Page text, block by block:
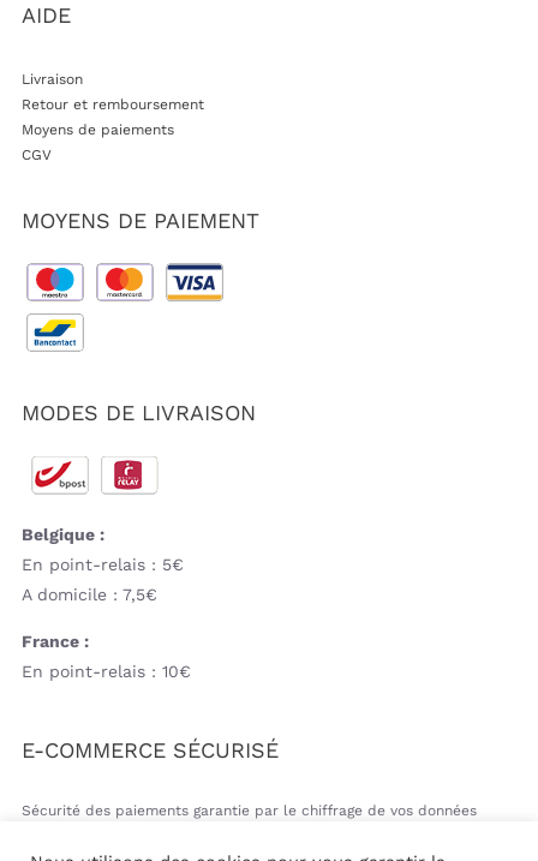
AIDE
Livraison
Retour et remboursement
Moyens de paiements
CGV
MOYENS DE PAIEMENT
MODES DE LIVRAISON
Belgique :
En point-relais : 5€
A domicile : 7,5€
France :
En point-relais : 10€
E-COMMERCE SÉCURISÉ
Sécurité des paiements garantie par le chiffrage de vos données